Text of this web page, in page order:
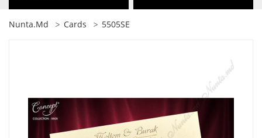
Nunta.md Cards 5505SE